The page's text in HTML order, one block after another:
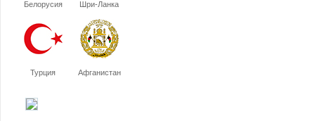
Белорусия Шри-Ланка
Турция Афганистан